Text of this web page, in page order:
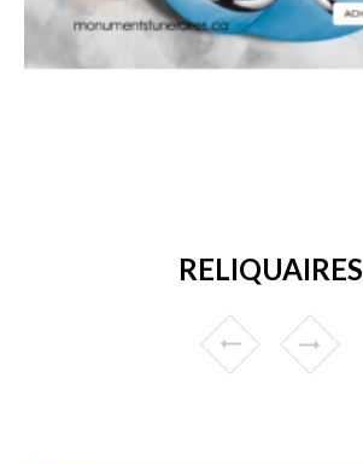
RELIQUAIRES